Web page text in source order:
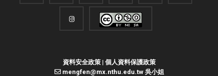
資料安全政策| 個人資料保護政策
mengfen@mx.nthu.edu.tw 吳小姐